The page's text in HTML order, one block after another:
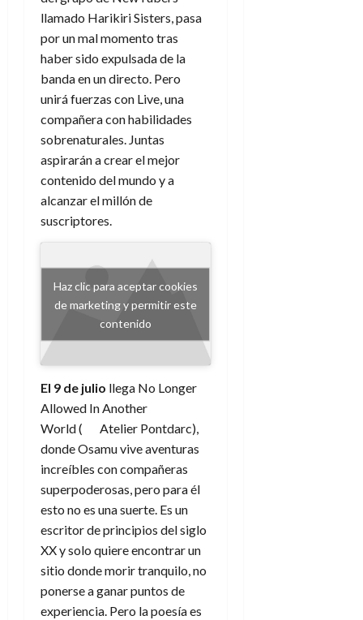
llamado Harikiri Sisters, pasa
por un mal momento tras
haber sido expulsada de la
banda en un directo. Pero
unirá fuerzas con Live, una
compañera con habilidades
sobrenaturales. Juntas
aspirarán a crear el mejor
contenido del mundo y a
alcanzar el millón de
suscriptores.
Haz clic para aceptar cookies
de marketing y permitir este
contenido
El 9 de julio llega No Longer
Allowed In Another
World ( Atelier Pontdarc),
donde Osamu vive aventuras
increíbles con compañeras
superpoderosas, pero para él
esto no es una suerte. Es un
escritor de principios del siglo
XX y solo quiere encontrar un
sitio donde morir tranquilo, no
ponerse a ganar puntos de
experiencia. Pero la poesía es